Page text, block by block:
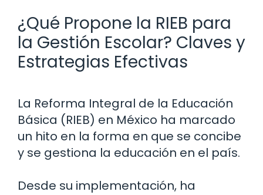
¿Qué Propone la RIEB para
la Gestión Escolar? Claves y
Estrategias Efectivas
La Reforma Integral de la Educación
Básica (RIEB) en México ha marcado
un hito en la forma en que se concibe
y se gestiona la educación en el país.
Desde su implementación, ha